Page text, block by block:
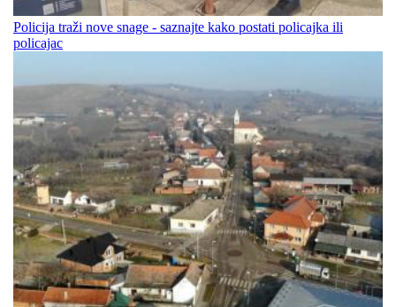
Policija traži nove snage - saznajte kako postati policajka ili
policajac